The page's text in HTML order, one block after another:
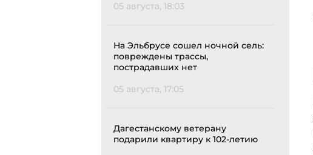
05 августа, 18:03
На Эльбрусе сошел ночной сель:
повреждены трассы,
пострадавших нет
05 августа, 17:05
Дагестанскому ветерану
подарили квартиру к 102-летию